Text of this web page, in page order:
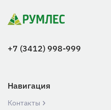
+7 (3412) 998-999
Навигация
Контакты